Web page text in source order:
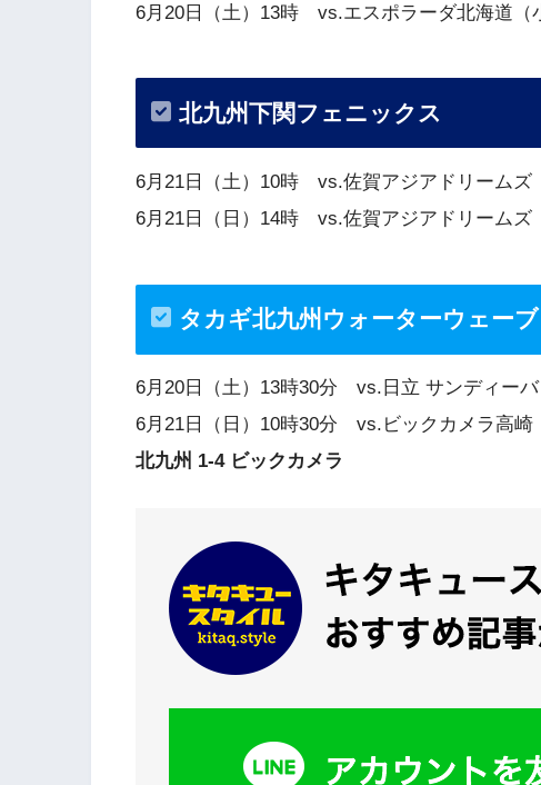
6月20日（土）13時 vs.エスポラーダ北海道（
北九州下関フェニックス
6月21日（土）10時 vs.佐賀アジアドリーム
6月21日（日）14時 vs.佐賀アジアドリーム
タカギ北九州ウォーターウェーブ
6月20日（土）13時30分 vs.日立 サンディー
6月21日（日）10時30分 vs.ビックカメラ高
北九州 1-4 ビックカメラ